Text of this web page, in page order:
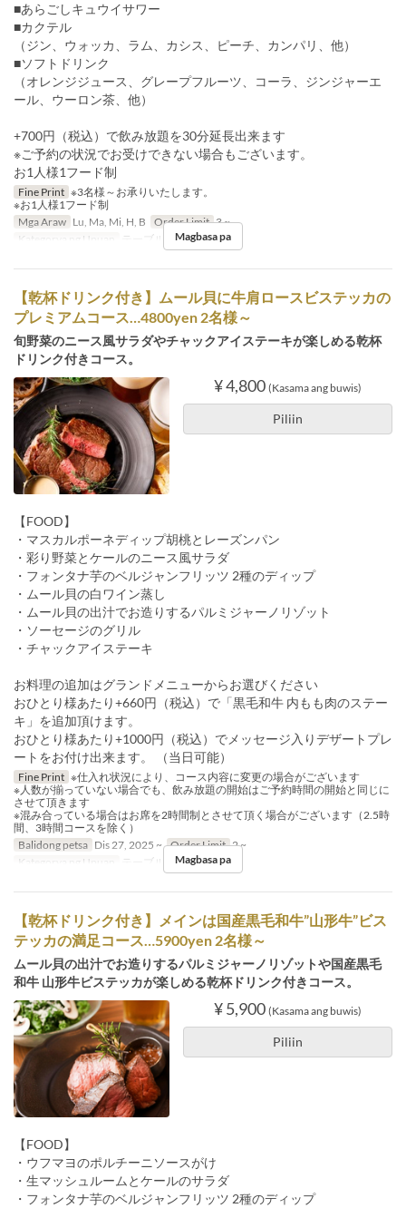
■あらごしキュウイサワー
■カクテル
（ジン、ウォッカ、ラム、カシス、ピーチ、カンパリ、他）
■ソフトドリンク
（オレンジジュース、グレープフルーツ、コーラ、ジンジャーエ
ール、ウーロン茶、他）
+700円（税込）で飲み放題を30分延長出来ます
※ご予約の状況でお受けできない場合もございます。
お1人様1フード制
Fine Print ※3名様～お承りいたします。
※お1人様1フード制
Mga Araw Lu, Ma, Mi, H, B Order Limit 3 ~
Kategorya ng Upuan
テーブル, カウンター
Magbasa pa
【乾杯ドリンク付き】ムール貝に牛肩ロースビステッカの
プレミアムコース…4800yen 2名様～
旬野菜のニース風サラダやチャックアイステーキが楽しめる乾杯
ドリンク付きコース。
¥ 4,800 (Kasama ang buwis)
Piliin
【FOOD】
・マスカルポーネディップ胡桃とレーズンパン
・彩り野菜とケールのニース風サラダ
・フォンタナ芋のベルジャンフリッツ 2種のディップ
・ムール貝の白ワイン蒸し
・ムール貝の出汁でお造りするパルミジャーノリゾット
・ソーセージのグリル
・チャックアイステーキ
お料理の追加はグランドメニューからお選びください
おひとり様あたり+660円（税込）で「黒毛和牛 内もも肉のステー
キ」を追加頂けます。
おひとり様あたり+1000円（税込）でメッセージ入りデザートプレ
ートをお付け出来ます。 （当日可能）
Fine Print ※仕入れ状況により、コース内容に変更の場合がございます
※人数が揃っていない場合でも、飲み放題の開始はご予約時間の開始と同じに
させて頂きます
※混み合っている場合はお席を2時間制とさせて頂く場合がございます（2.5時
間、3時間コースを除く）
Balidong petsa Dis 27, 2025 ~ Order Limit 2 ~
Kategorya ng Upuan
テーブル, カウンター
Magbasa pa
【乾杯ドリンク付き】メインは国産黒毛和牛”山形牛”ビス
テッカの満足コース…5900yen 2名様～
ムール貝の出汁でお造りするパルミジャーノリゾットや国産黒毛
和牛 山形牛ビステッカが楽しめる乾杯ドリンク付きコース。
¥ 5,900 (Kasama ang buwis)
Piliin
【FOOD】
・ウフマヨのポルチーニソースがけ
・生マッシュルームとケールのサラダ
・フォンタナ芋のベルジャンフリッツ 2種のディップ